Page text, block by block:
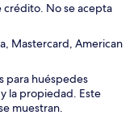
crédito. No se acepta
Mastercard, American
para huéspedes
la propiedad. Este
muestran.